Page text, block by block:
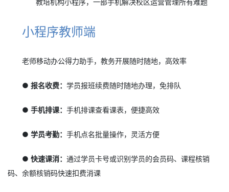
小程序教师端
老师移动办公得力助手，教务开展随时随地，高效率
● 报名收费：学员报班续费随时随地办理，免排队
● 手机排课：手机排课查看课表，便捷高效
● 学员考勤：手机点名批量操作，灵活方便
● 快速课消：通过学员卡号或识别学员的会员码、课程核销
码、余额核销码快速扣费消课